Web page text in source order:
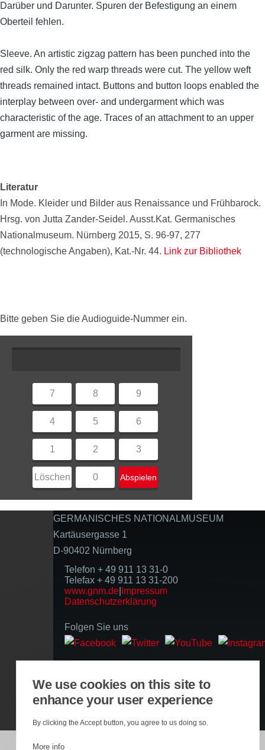
Darüber und Darunter. Spuren der Befestigung an einem
Oberteil fehlen.
Sleeve. An artistic zigzag pattern has been punched into the
red silk. Only the red warp threads were cut. The yellow weft
threads remained intact. Buttons and button loops enabled the
interplay between over- and undergarment which was
characteristic of the age. Traces of an attachment to an upper
garment are missing.
Literatur
In Mode. Kleider und Bilder aus Renaissance und Frühbarock.
Hrsg. von Jutta Zander-Seidel. Ausst.Kat. Germanisches
Nationalmuseum. Nürnberg 2015, S. 96-97, 277
(technologische Angaben), Kat.-Nr. 44. Link zur Bibliothek
Bitte geben Sie die Audioguide-Nummer ein.
7 8 9
4 5 6
1 2 3
Löschen 0 Abspielen
GERMANISCHES NATIONALMUSEUM
Kartäusergasse 1
D-90402 Nürnberg
Telefon + 49 911 13 31-0
Telefax + 49 911 13 31-200
www.gnm.de Impressum
Datenschutzerklärung
Folgen Sie uns
We use cookies on this site to
enhance your user experience
By clicking the Accept button, you agree to us doing so.
More info